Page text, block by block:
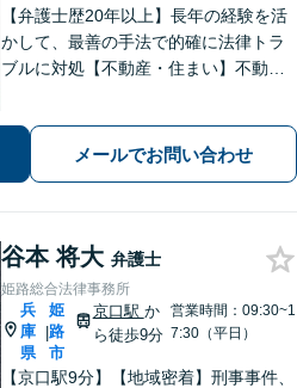
【弁護士歴20年以上】長年の経験を活
かして、最善の手法で的確に法律トラ
ブルに対処【不動産・住まい】不動産
携してワンストップで解決【夜間・休
日相談可】【元町駅7分】
メールでお問い合わせ
谷本 将大 弁護士
姫路総合法律事務所
兵
庫
県
|
姫
路
市
京口駅 か
ら徒歩9分
営業時間：09:30~1
7:30（平日）
【京口駅9分】【地域密着】刑事事件、